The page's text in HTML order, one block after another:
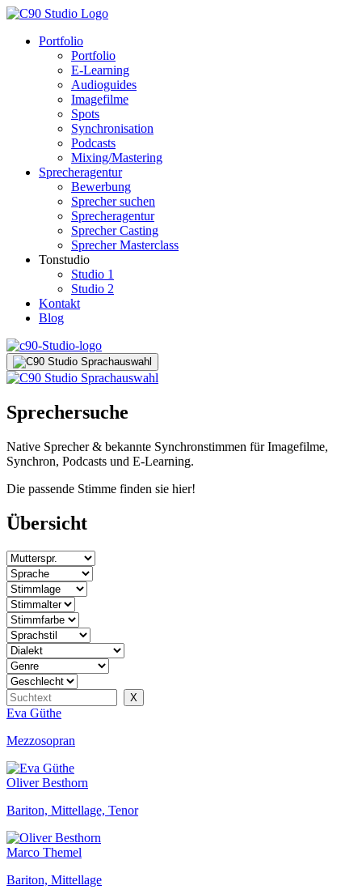
Portfolio
Portfolio
E-Learning
Audioguides
Imagefilme
Spots
Synchronisation
Podcasts
Mixing/Mastering
Sprecheragentur
Bewerbung
Sprecher suchen
Sprecheragentur
Sprecher Casting
Sprecher Masterclass
Tonstudio
Studio 1
Studio 2
Kontakt
Blog
Sprechersuche
Native Sprecher & bekannte Synchronstimmen für Imagefilme,
Synchron, Podcasts und E-Learning.
Die passende Stimme finden sie hier!
Übersicht
Eva Güthe
Mezzosopran
Oliver Besthorn
Bariton, Mittellage, Tenor
Marco Themel
Bariton, Mittellage